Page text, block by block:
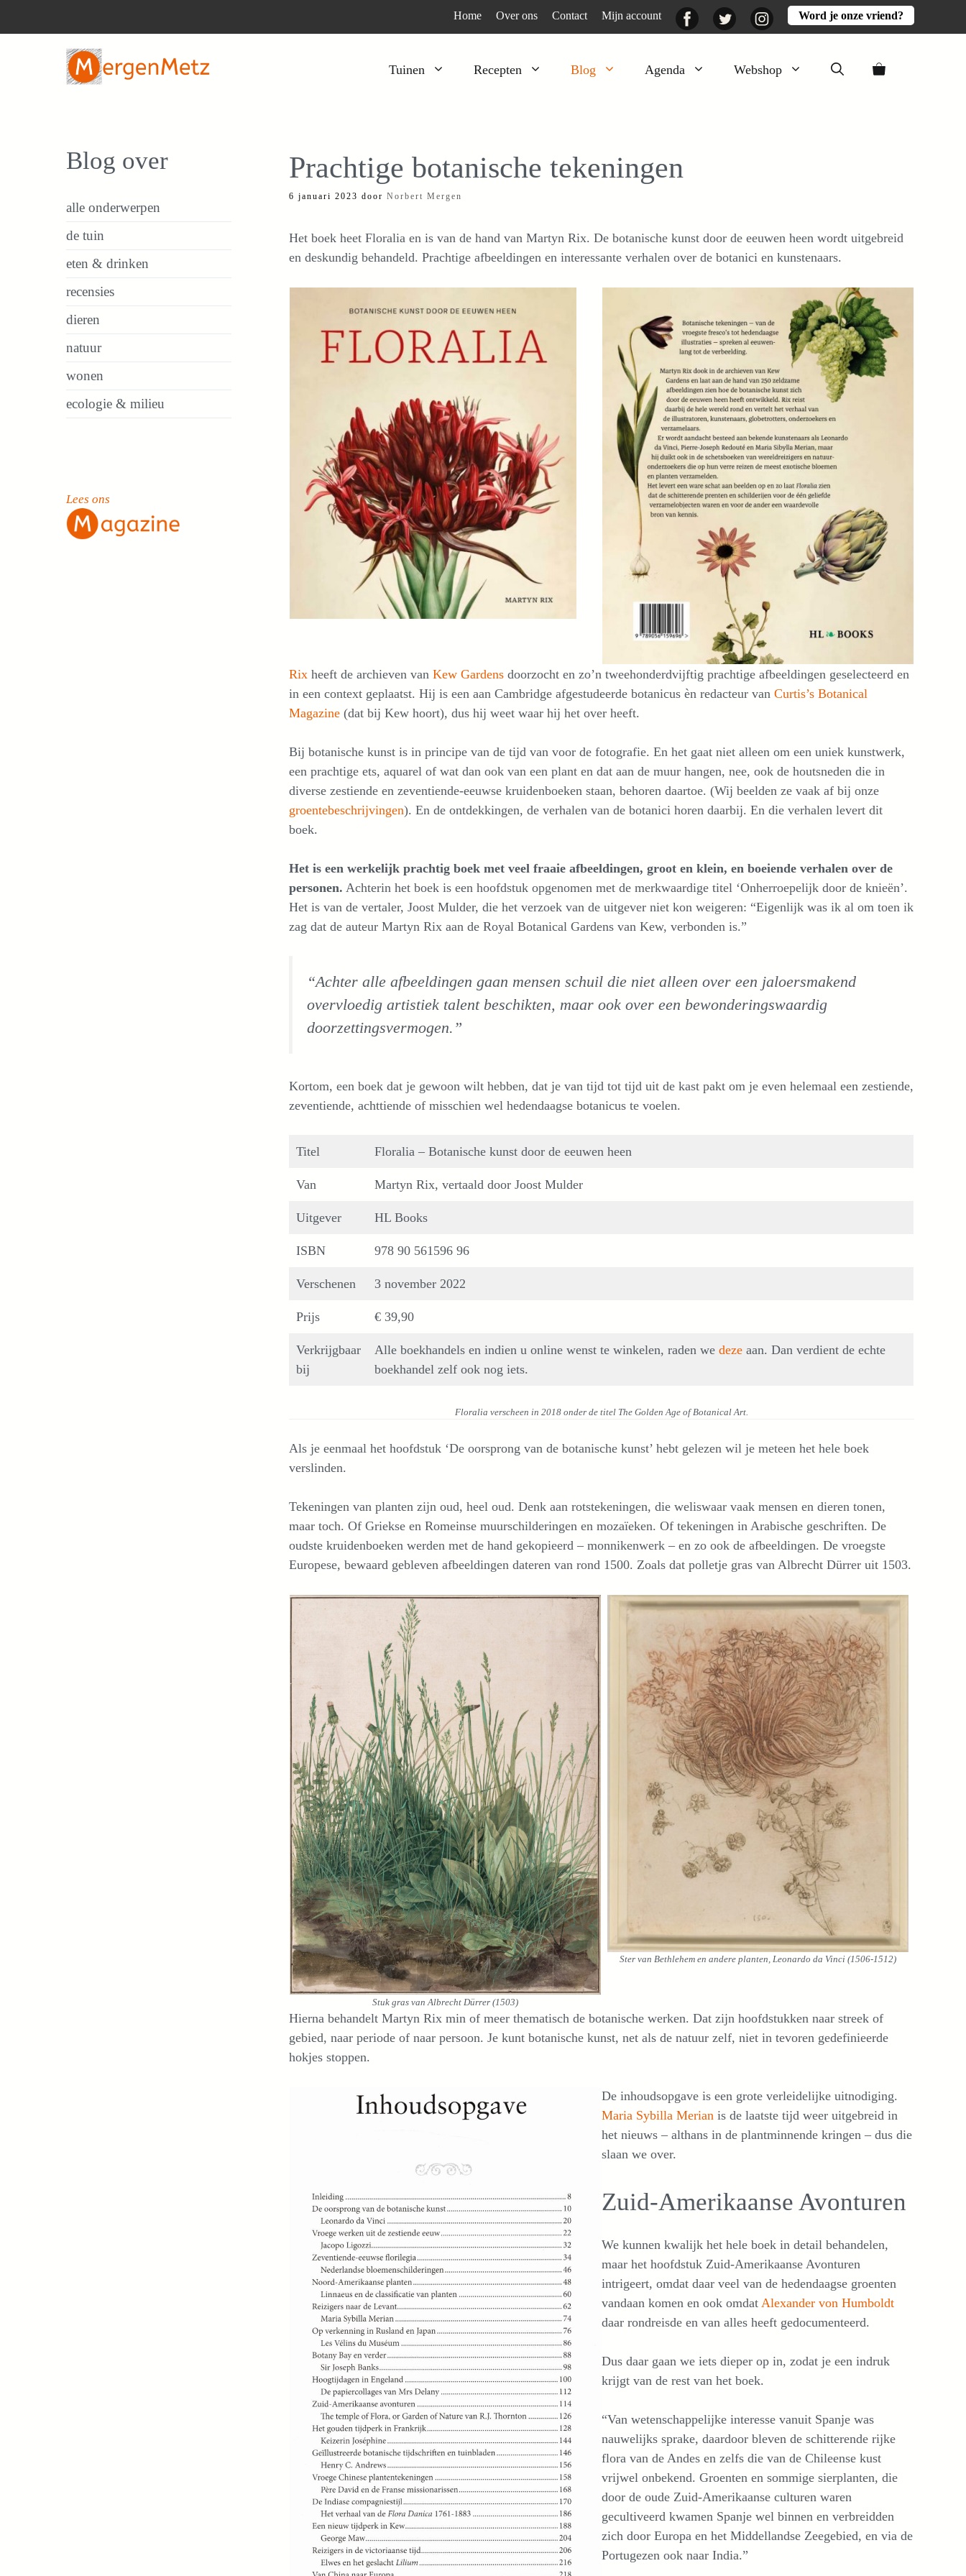
Home Over ons Contact Mijn account FacebookTwitter InstagramWord je onze vriend?
Tuinen Recepten Blog Agenda Webshop
Kruiden
Moestuin
Voedselbos
Peulgroenten
Wortelgroenten Lekker
Prachtige botanische tekeningen
6 januari 2023 door Norbert Mergen
Het boek heet Floralia en is van de hand van Martyn Rix. De botanische kunst door de eeuwen heen wordt uitgebreid
en deskundig behandeld. Prachtige afbeeldingen en interessante verhalen over de botanici en kunstenaars.
Rix heeft de archieven van Kew Gardens doorzocht en zo’n tweehonderdvijftig prachtige afbeeldingen geselecteerd en
in een context geplaatst. Hij is een aan Cambridge afgestudeerde botanicus èn redacteur van Curtis’s Botanical
Magazine (dat bij Kew hoort), dus hij weet waar hij het over heeft.
Bij botanische kunst is in principe van de tijd van voor de fotografie. En het gaat niet alleen om een uniek kunstwerk,
een prachtige ets, aquarel of wat dan ook van een plant en dat aan de muur hangen, nee, ook de houtsneden die in
diverse zestiende en zeventiende-eeuwse kruidenboeken staan, behoren daartoe. (Wij beelden ze vaak af bij onze
groentebeschrijvingen). En de ontdekkingen, de verhalen van de botanici horen daarbij. En die verhalen levert dit
boek.
Het is een werkelijk prachtig boek met veel fraaie afbeeldingen, groot en klein, en boeiende verhalen over de
personen. Achterin het boek is een hoofdstuk opgenomen met de merkwaardige titel ‘Onherroepelijk door de knieën’.
Het is van de vertaler, Joost Mulder, die het verzoek van de uitgever niet kon weigeren: “Eigenlijk was ik al om toen ik
zag dat de auteur Martyn Rix aan de Royal Botanical Gardens van Kew, verbonden is.”
“Achter alle afbeeldingen gaan mensen schuil die niet alleen over een jaloersmakend
overvloedig artistiek talent beschikten, maar ook over een bewonderingswaardig
doorzettingsvermogen.”
Kortom, een boek dat je gewoon wilt hebben, dat je van tijd tot tijd uit de kast pakt om je even helemaal een zestiende,
zeventiende, achttiende of misschien wel hedendaagse botanicus te voelen.
Titel Floralia – Botanische kunst door de eeuwen heen
Van Martyn Rix, vertaald door Joost Mulder
Uitgever HL Books
ISBN 978 90 561596 96
Verschenen 3 november 2022
Prijs € 39,90
Verkrijgbaar
bij
Alle boekhandels en indien u online wenst te winkelen, raden we deze aan. Dan verdient de echte
boekhandel zelf ook nog iets.
Floralia verscheen in 2018 onder de titel The Golden Age of Botanical Art.
Als je eenmaal het hoofdstuk ‘De oorsprong van de botanische kunst’ hebt gelezen wil je meteen het hele boek
verslinden.
Tekeningen van planten zijn oud, heel oud. Denk aan rotstekeningen, die weliswaar vaak mensen en dieren tonen,
maar toch. Of Griekse en Romeinse muurschilderingen en mozaïeken. Of tekeningen in Arabische geschriften. De
oudste kruidenboeken werden met de hand gekopieerd – monnikenwerk – en zo ook de afbeeldingen. De vroegste
Europese, bewaard gebleven afbeeldingen dateren van rond 1500. Zoals dat polletje gras van Albrecht Dürrer uit 1503.
Stuk gras van Albrecht Dürrer (1503)
Ster van Bethlehem en andere planten, Leonardo da Vinci (1506-1512)
Hierna behandelt Martyn Rix min of meer thematisch de botanische werken. Dat zijn hoofdstukken naar streek of
gebied, naar periode of naar persoon. Je kunt botanische kunst, net als de natuur zelf, niet in tevoren gedefinieerde
hokjes stoppen.
De inhoudsopgave is een grote verleidelijke uitnodiging.
Maria Sybilla Merian is de laatste tijd weer uitgebreid in
het nieuws – althans in de plantminnende kringen – dus die
slaan we over.
Zuid-Amerikaanse Avonturen
We kunnen kwalijk het hele boek in detail behandelen,
maar het hoofdstuk Zuid-Amerikaanse Avonturen
intrigeert, omdat daar veel van de hedendaagse groenten
vandaan komen en ook omdat Alexander von Humboldt
daar rondreisde en van alles heeft gedocumenteerd.
Dus daar gaan we iets dieper op in, zodat je een indruk
krijgt van de rest van het boek.
“Van wetenschappelijke interesse vanuit Spanje was
nauwelijks sprake, daardoor bleven de schitterende rijke
flora van de Andes en zelfs die van de Chileense kust
vrijwel onbekend. Groenten en sommige sierplanten, die
door de oude Zuid-Amerikaanse culturen waren
gecultiveerd kwamen Spanje wel binnen en verbreidden
zich door Europa en het Middellandse Zeegebied, en via de
Portugezen ook naar India.”
Blog over
alle onderwerpen
de tuin
eten & drinken
recensies
dieren
natuur
wonen
ecologie & milieu
Lees ons